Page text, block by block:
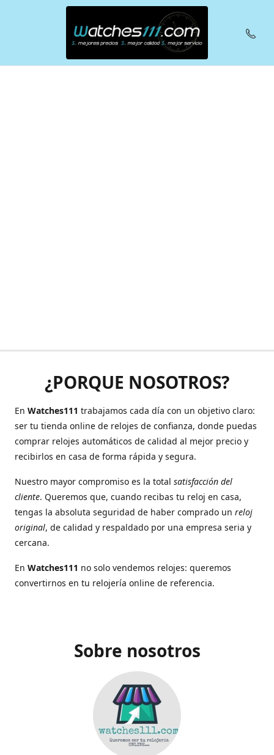
¿PORQUE NOSOTROS?
En Watches111 trabajamos cada día con un objetivo claro:
ser tu tienda online de relojes de confianza, donde puedas
comprar relojes automáticos de calidad al mejor precio y
recibirlos en casa de forma rápida y segura.
Nuestro mayor compromiso es la total satisfacción del
cliente. Queremos que, cuando recibas tu reloj en casa,
tengas la absoluta seguridad de haber comprado un reloj
original, de calidad y respaldado por una empresa seria y
cercana.
En Watches111 no solo vendemos relojes: queremos
convertirnos en tu relojería online de referencia.
Sobre nosotros